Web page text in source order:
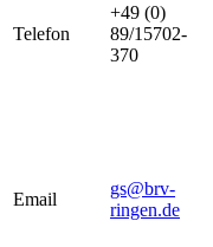
Telefon
+49 (0)
89/15702-
370
Email
gs@brv-
ringen.de